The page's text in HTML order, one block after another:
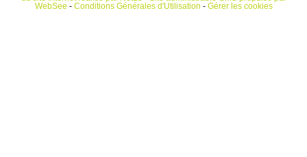
WebSee - Conditions Générales d'Utilisation - Gérer les cookies